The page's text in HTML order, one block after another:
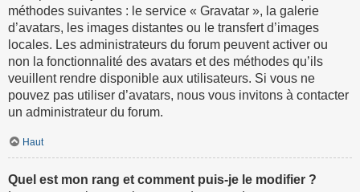
méthodes suivantes : le service « Gravatar », la galerie
d’avatars, les images distantes ou le transfert d’images
locales. Les administrateurs du forum peuvent activer ou
non la fonctionnalité des avatars et des méthodes qu’ils
veuillent rendre disponible aux utilisateurs. Si vous ne
pouvez pas utiliser d’avatars, nous vous invitons à contacter
un administrateur du forum.
Haut
Quel est mon rang et comment puis-je le modifier ?